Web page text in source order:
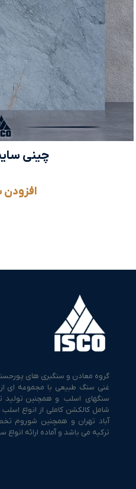
چینی
افزودن
غنی سنگ طبیعی با مجموعه ای
سنگهای اسلب و همچنین
شامل کالکشن کاملی از انواع
آباد تهران و همچنین شوروم
ترکیه می باشد و آماده ارائه